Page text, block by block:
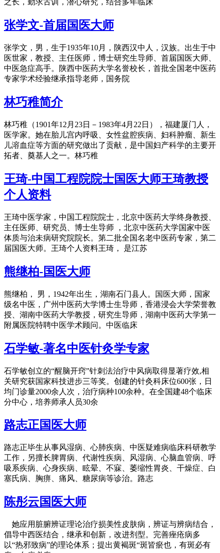
之长，勤求古训，潜心研究，结合多年临床
张学文-首届国医大师
张学文，男，生于1935年10月，陕西汉中人，汉族。出生于中
医世家，教授、主任医师，博士研究生导师、首届国医大师、
中医急症高手。陕西中医药大学名誉校长，首批全国老中医药
专家学术经验继承指导老师，国务院
林巧稚简介
林巧稚（1901年12月23日－1983年4月22日），福建厦门人，
医学家。她在胎儿宫内呼吸、女性盆腔疾病、妇科肿瘤、新生
儿溶血症等方面的研究做出了贡献，是中国妇产科学的主要开
拓者、奠基人之一。林巧稚
王琦-中国工程院院士国医大师王琦教授
个人资料
王琦中医学家，中国工程院院士，北京中医药大学终身教授、
主任医师、研究员、博士生导师 ，北京中医药大学国家中医
体质与治未病研究院院长。第二批全国名老中医药专家，第二
届国医大师。王琦个人资料王琦， 是江苏
熊继柏-国医大师
熊继柏， 男，1942年出生，湖南石门县人。国医大师，国家
级名中医，广州中医药大学博士生导师，香港浸会大学荣誉教
授、湖南中医药大学教授，研究生导师，湖南中医药大学第一
附属医院特聘中医学术顾问。中医临床
石学敏-著名中医针灸学专家
石学敏创立的“醒脑开窍”针刺法治疗中风病取得显著疗效,相
关研究获国家科技进步三等奖。创建的针灸科床位600张，日
均门诊量2000余人次，治疗病种100余种。在全国建48个临床
分中心，培养师承人员30余
路志正国医大师
路志正毕生从事风湿病、心肺疾病、中医疑难病临床科研教学
工作，另擅长脾胃病、代谢性疾病、风湿病、心脑血管病、呼
吸系疾病、心身疾病、眩晕、不寐、萎缩性胃炎、干燥症、白
塞氏病、胸痹、痛风、糖尿病等诊治。路志
陈彤云国医大师
她应用脏腑辨证理论治疗损美性皮肤病，辨证与辨病结合，
倡导中西医结合，继承和创新，改进剂型。完善痤疮病多
以“热邪致病”的理论体系；提出黄褐斑“斑皆瘀也，有斑必有